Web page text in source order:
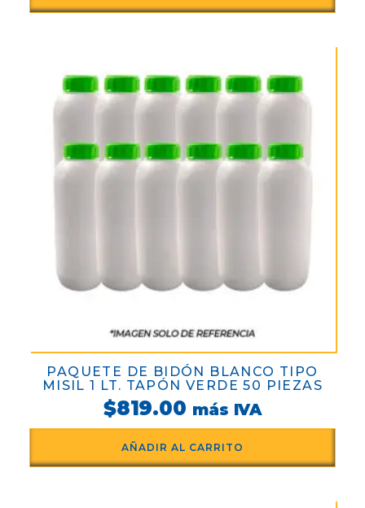
PAQUETE DE BIDÓN BLANCO TIPO
MISIL 1 LT. TAPÓN VERDE 50 PIEZAS
$819.00 más IVA
AÑADIR AL CARRITO